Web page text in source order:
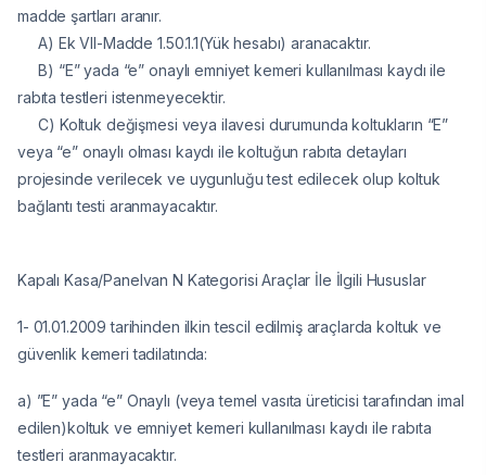
madde şartları aranır.
A) Ek VII-Madde 1.50.1.1(Yük hesabı) aranacaktır.
B) “E” yada “e” onaylı emniyet kemeri kullanılması kaydı ile
rabıta testleri istenmeyecektir.
C) Koltuk değişmesi veya ilavesi durumunda koltukların “E”
veya “e” onaylı olması kaydı ile koltuğun rabıta detayları
projesinde verilecek ve uygunluğu test edilecek olup koltuk
bağlantı testi aranmayacaktır.
Kapalı Kasa/Panelvan N Kategorisi Araçlar İle İlgili Hususlar
1- 01.01.2009 tarihinden ilkin tescil edilmiş araçlarda koltuk ve
güvenlik kemeri tadilatında:
a) ”E” yada “e” Onaylı (veya temel vasıta üreticisi tarafından imal
edilen)koltuk ve emniyet kemeri kullanılması kaydı ile rabıta
testleri aranmayacaktır.